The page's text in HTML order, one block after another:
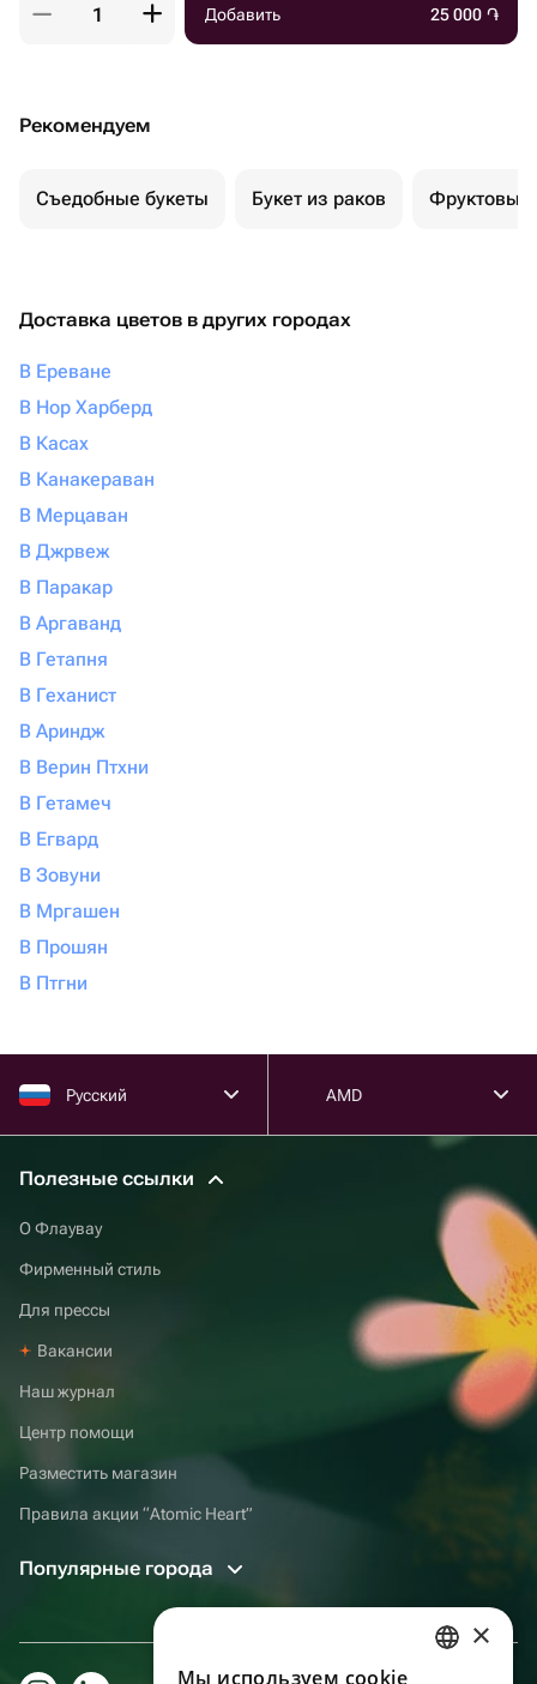
Добавить 25 000 ֏
Рекомендуем
Съедобные букеты Букет из раков Фруктовый
Доставка цветов в других городах
В Ереване
В Нор Харберд
В Касах
В Канакераван
В Мерцаван
В Джрвеж
В Паракар
В Аргаванд
В Гетапня
В Геханист
В Ариндж
В Верин Птхни
В Гетамеч
В Егвард
В Зовуни
В Мргашен
В Прошян
В Птгни
Русский AMD
Полезные ссылки
О Флаувау
Фирменный стиль
Для прессы
Вакансии
Наш журнал
Центр помощи
Разместить магазин
Правила акции “Atomic Heart”
Популярные города
×
Мы используем сookie